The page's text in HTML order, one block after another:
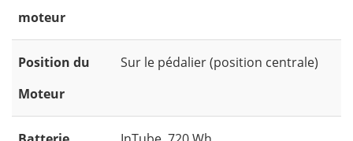
moteur
Position du
Moteur
Sur le pédalier (position centrale)